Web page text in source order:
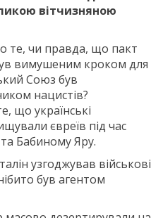
вітчизняною
те, чи правда, що пакт
вимушеним кроком для
Союз був
нацистів?
що українські
євреїв під час
Бабиному Яру.
узгоджував військові
був агентом